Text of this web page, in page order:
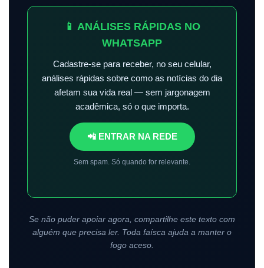
📱 ANÁLISES RÁPIDAS NO
WHATSAPP
Cadastre-se para receber, no seu celular,
análises rápidas sobre como as notícias do dia
afetam sua vida real — sem jargonagem
acadêmica, só o que importa.
📲 ENTRAR NA REDE
Sem spam. Só quando for relevante.
Se não puder apoiar agora, compartilhe este texto com
alguém que precisa ler. Toda faísca ajuda a manter o
fogo aceso.